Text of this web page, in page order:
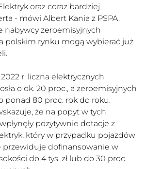
oraz coraz bardziej
- mówi Albert Kania z PSPA.
nabywcy zeroemisyjnych
polskim rynku mogą wybierać już
r. liczna elektrycznych
o ok. 20 proc., a zeroemisyjnych
ponad 80 proc. rok do roku.
że na popyt w tych
pozytywnie dotacje z
który w przypadku pojazdów
przewiduje dofinansowanie w
do 4 tys. zł lub do 30 proc.